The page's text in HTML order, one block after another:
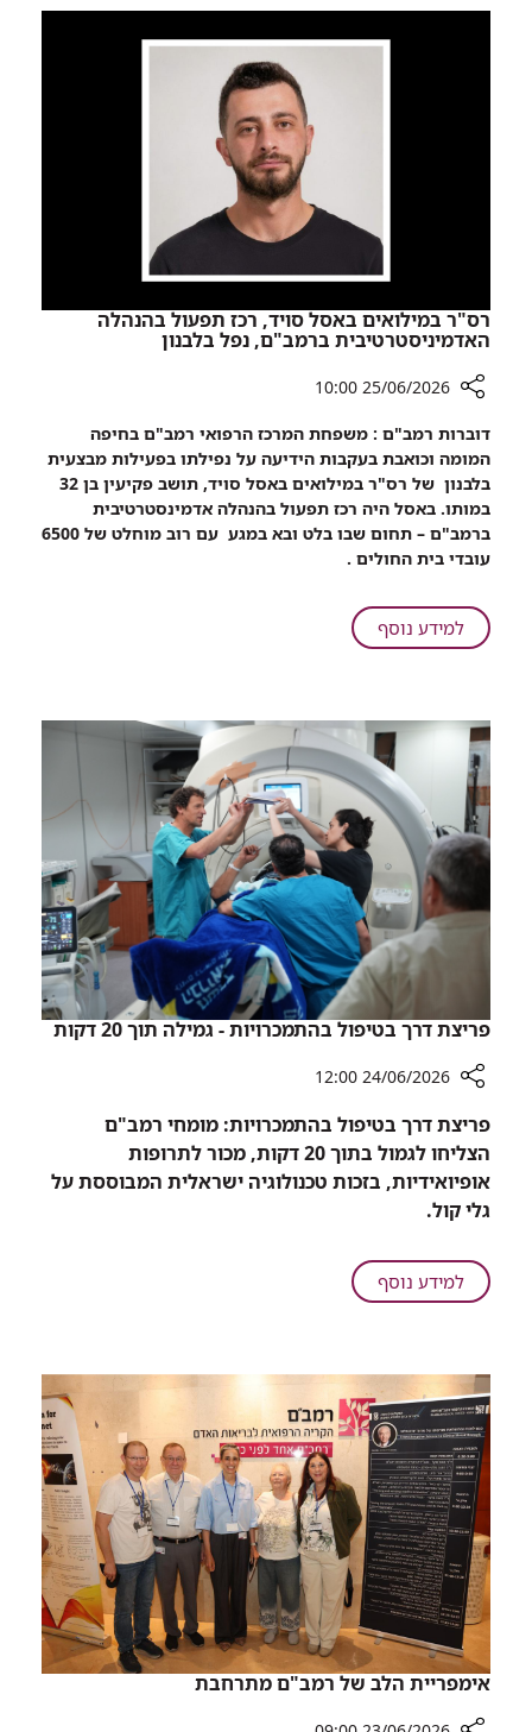
למרכז
בכירורגיית
רס"ר במילואים באסל סויד, רכז תפעול בהנהלה
האדמיניסטרטיבית ברמב"ם, נפל בלבנון
שיתוף
רס"ר
במילואים
באסל
סויד,
רכז
בהנהלה
האדמיניסטרטיבית
בלבנון
25/06/2026 10:00
דוברות רמב"ם : משפחת המרכז הרפואי רמב"ם בחיפה
המומה וכואבת בעקבות הידיעה על נפילתו בפעילות מבצעית
בלבנון של רס"ר במילואים באסל סויד, תושב פקיעין בן 32
במותו. באסל היה רכז תפעול בהנהלה אדמינסטרטיבית
ברמב"ם – תחום שבו בלט ובא במגע עם רוב מוחלט של 6500
עובדי בית החולים .
למידע נוסףעל
רס"ר
סויד,
רכז
תפעול
בהנהלה
האדמיניסטרטיבית
ברמב"ם,
נפל
בלבנון
פריצת דרך בטיפול בהתמכרויות - גמילה תוך 20 דקות
שיתוף
פריצת
דרך
בטיפול
גמילה
24/06/2026 12:00
פריצת דרך בטיפול בהתמכרויות: מומחי רמב"ם
הצליחו לגמול בתוך 20 דקות, מכור לתרופות
אופיואידיות, בזכות טכנולוגיה ישראלית המבוססת על
גלי קול.
למידע נוסףעל
פריצת
בהתמכרויות
-
גמילה
תוך
20
דקות
אימפריית הלב של רמב"ם מתרחבת